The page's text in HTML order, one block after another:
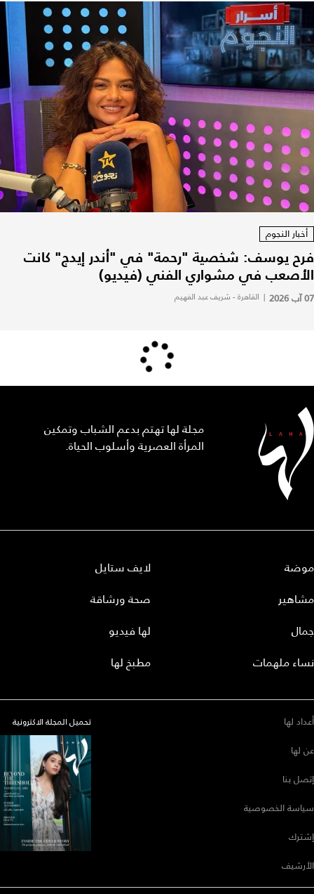
أخبار النجوم
فرح يوسف: شخصية "رحمة" في "أندر إيدج" كانت
الأصعب في مشواري الفني (فيديو)
07 آب 2026 | القاهرة - شريف عبد الفهيم
مجلة لها تهتم بدعم الشباب وتمكين
المرأة العصرية وأسلوب الحياة.
موضة
مشاهير
جمال
نساء ملهمات
لايف ستايل
صحة ورشاقة
لها فيديو
مطبخ لها
أعداد لها
عن لها
إتصل بنا
سياسة الخصوصية
إشترك
الأرشيف
تحميل المجلة الاكترونية